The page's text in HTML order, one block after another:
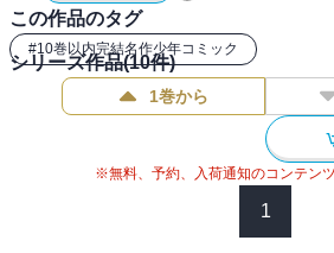
この作品のタグ
#10巻以内完結名作少年コミック
シリーズ作品(10件)
1巻から
※無料、予約、入荷通知のコンテン
1